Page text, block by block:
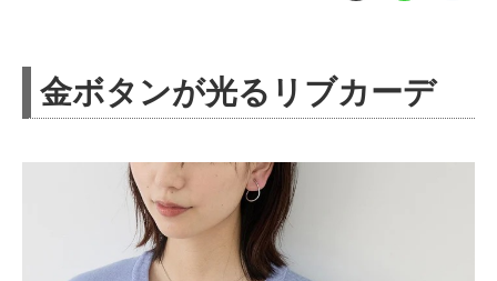
金ボタンが光るリブカーデ